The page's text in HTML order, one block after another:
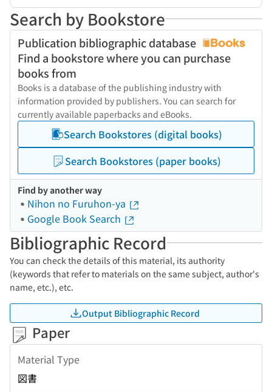
Search by Bookstore
Publication bibliographic database
Find a bookstore where you can purchase
books from
Books is a database of the publishing industry with
information provided by publishers. You can search for
currently available paperbacks and eBooks.
Search Bookstores (digital books)
Search Bookstores (paper books)
Find by another way
Nihon no Furuhon-ya
Google Book Search
Bibliographic Record
You can check the details of this material, its authority
(keywords that refer to materials on the same subject, author's
name, etc.), etc.
Output Bibliographic Record
Paper
Material Type
図書